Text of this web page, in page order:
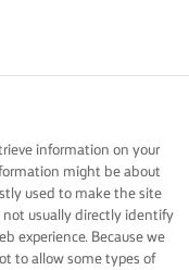
information on your
might be about
used to make the site
not usually directly identify
experience. Because we
to allow some types of